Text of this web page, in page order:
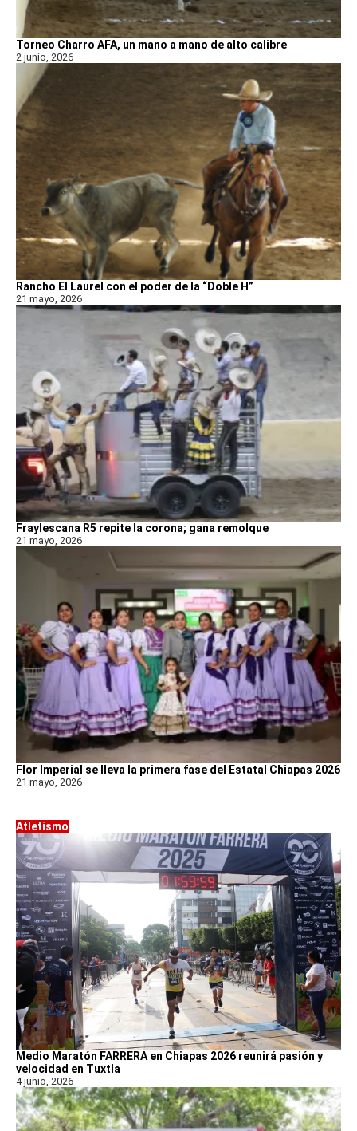
Torneo Charro AFA, un mano a mano de alto calibre
2 junio, 2026
Rancho El Laurel con el poder de la “Doble H”
21 mayo, 2026
Fraylescana R5 repite la corona; gana remolque
21 mayo, 2026
Flor Imperial se lleva la primera fase del Estatal Chiapas 2026
21 mayo, 2026
Atletismo
Medio Maratón FARRERA en Chiapas 2026 reunirá pasión y
velocidad en Tuxtla
4 junio, 2026